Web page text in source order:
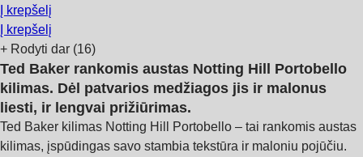
Į krepšelį
Į krepšelį
+ Rodyti dar (16)
Ted Baker rankomis austas Notting Hill Portobello
kilimas. Dėl patvarios medžiagos jis ir malonus
liesti, ir lengvai prižiūrimas.
Ted Baker kilimas Notting Hill Portobello – tai rankomis austas
kilimas, įspūdingas savo stambia tekstūra ir maloniu pojūčiu.